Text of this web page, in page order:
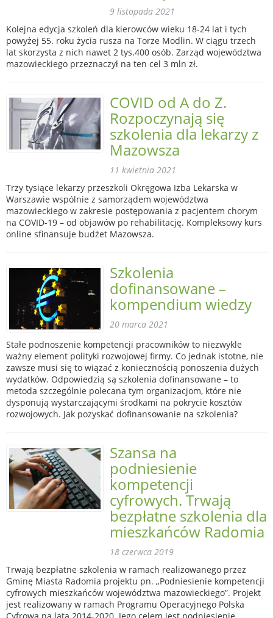
9 listopada 2021
Kolejna edycja szkoleń dla kierowców wieku 18-24 lat i tych
powyżej 55. roku życia rusza na Torze Modlin. W ciągu trzech
lat skorzysta z nich nawet 2 tys.400 osób. Zarząd województwa
mazowieckiego przeznaczył na ten cel 3 mln zł.
COVID od A do Z.
Rozpoczynają się
szkolenia dla lekarzy z
Mazowsza
11 kwietnia 2021
Trzy tysiące lekarzy przeszkoli Okręgowa Izba Lekarska w
Warszawie wspólnie z samorządem województwa
mazowieckiego w zakresie postępowania z pacjentem chorym
na COVID-19 – od objawów po rehabilitację. Kompleksowy kurs
online sfinansuje budżet Mazowsza.
Szkolenia
dofinansowane –
kompendium wiedzy
20 marca 2021
Stałe podnoszenie kompetencji pracowników to niezwykle
ważny element polityki rozwojowej firmy. Co jednak istotne, nie
zawsze musi się to wiązać z koniecznością ponoszenia dużych
wydatków. Odpowiedzią są szkolenia dofinansowane – to
metoda szczególnie polecana tym organizacjom, które nie
dysponują wystarczającymi środkami na pokrycie kosztów
rozwojowych. Jak pozyskać dofinansowanie na szkolenia?
Szansa na
podniesienie
kompetencji
cyfrowych. Trwają
bezpłatne szkolenia dla
mieszkańców Radomia
18 czerwca 2019
Trwają bezpłatne szkolenia w ramach realizowanego przez
Gminę Miasta Radomia projektu pn. „Podniesienie kompetencji
cyfrowych mieszkańców województwa mazowieckiego”. Projekt
jest realizowany w ramach Programu Operacyjnego Polska
Cyfrowa na lata 2014-2020. Jego celem jest podniesienie